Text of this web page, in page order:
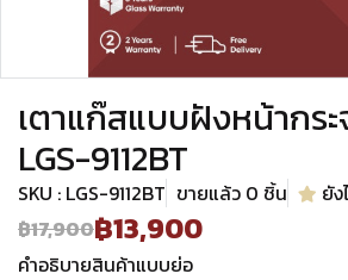
เตาแก๊สแบบฝังหน้ากร
LGS-9112BT
SKU : LGS-9112BT ขายแล้ว 0 ชิ้น
ยัง
฿17,900฿13,900
คำอธิบายสินค้าแบบย่อ